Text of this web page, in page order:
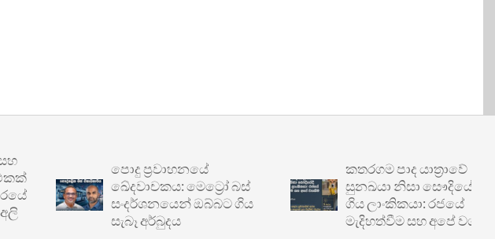
පොදු ප්‍රවාහනයේ
ඛේදවාචකය: මෙට්‍රෝ බස්
සංදර්ශනයෙන් ඔබ්බට ගිය
සැබෑ අර්බුදය
කතරගම පාද යාත්‍රාවේ
සුනඛයා නිසා සෞදියේදී හිරේ
ගිය ලාංකිකයා: රජයේ
මැදිහත්වීම සහ අපේ වගකීම